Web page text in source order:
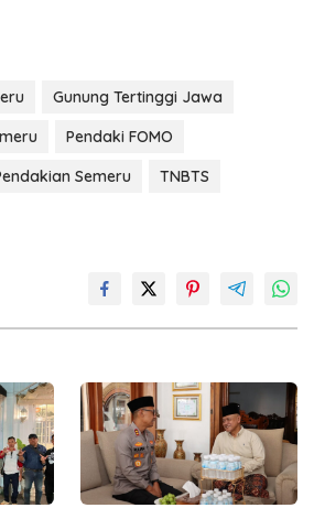
Gunung Tertinggi Jawa
Pendaki FOMO
Semeru
TNBTS